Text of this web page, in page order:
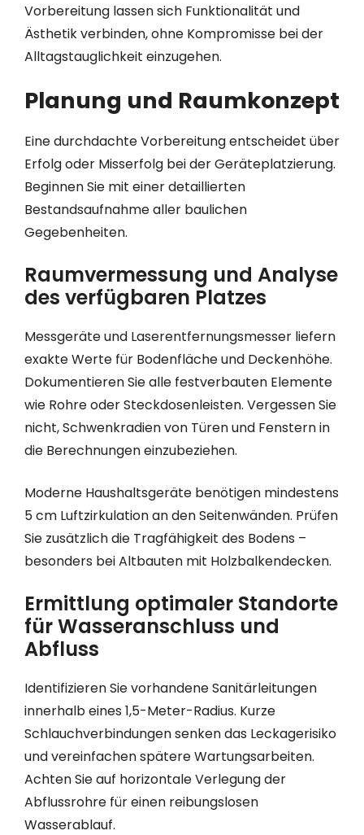
Vorbereitung lassen sich Funktionalität und
Ästhetik verbinden, ohne Kompromisse bei der
Alltagstauglichkeit einzugehen.
Planung und Raumkonzept
Eine durchdachte Vorbereitung entscheidet über
Erfolg oder Misserfolg bei der Geräteplatzierung.
Beginnen Sie mit einer detaillierten
Bestandsaufnahme aller baulichen
Gegebenheiten.
Raumvermessung und Analyse
des verfügbaren Platzes
Messgeräte und Laserentfernungsmesser liefern
exakte Werte für Bodenfläche und Deckenhöhe.
Dokumentieren Sie alle festverbauten Elemente
wie Rohre oder Steckdosenleisten. Vergessen Sie
nicht, Schwenkradien von Türen und Fenstern in
die Berechnungen einzubeziehen.
Moderne Haushaltsgeräte benötigen mindestens
5 cm Luftzirkulation an den Seitenwänden. Prüfen
Sie zusätzlich die Tragfähigkeit des Bodens –
besonders bei Altbauten mit Holzbalkendecken.
Ermittlung optimaler Standorte
für Wasseranschluss und
Abfluss
Identifizieren Sie vorhandene Sanitärleitungen
innerhalb eines 1,5-Meter-Radius. Kurze
Schlauchverbindungen senken das Leckagerisiko
und vereinfachen spätere Wartungsarbeiten.
Achten Sie auf horizontale Verlegung der
Abflussrohre für einen reibungslosen
Wasserablauf.